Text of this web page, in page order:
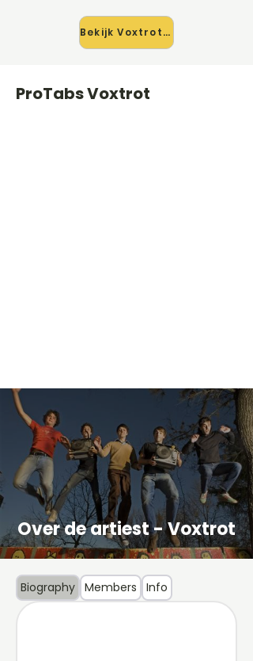
Bekijk Voxtrot →
ProTabs Voxtrot
Over de artiest - Voxtrot
Biography Members Info